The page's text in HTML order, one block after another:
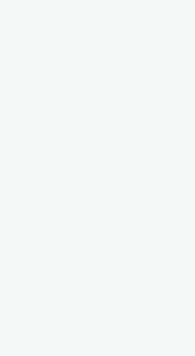
auch auf deren
neuropsychiatrische
Menschen mit Demenz